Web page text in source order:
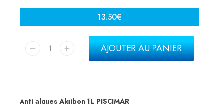
13.50€
AJOUTER AU PANIER
Anti algues Algibon 1L PISCIMAR